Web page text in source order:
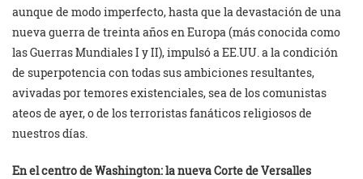
aunque de modo imperfecto, hasta que la devastación de una
nueva guerra de treinta años en Europa (más conocida como
las Guerras Mundiales I y II), impulsó a EE.UU. a la condición
de superpotencia con todas sus ambiciones resultantes,
avivadas por temores existenciales, sea de los comunistas
ateos de ayer, o de los terroristas fanáticos religiosos de
nuestros días.
En el centro de Washington: la nueva Corte de Versalles